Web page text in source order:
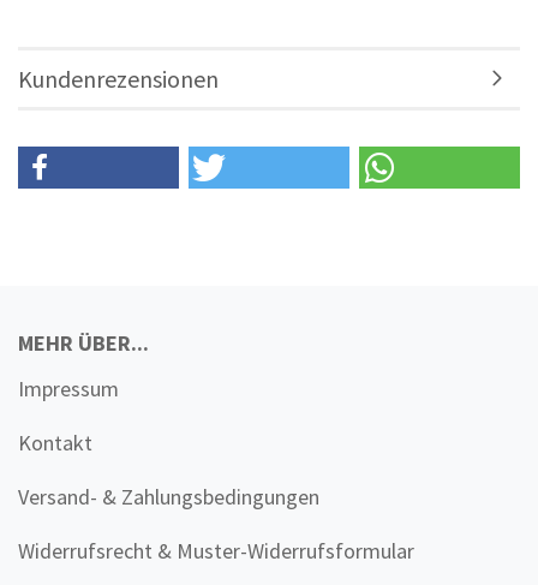
Kundenrezensionen
MEHR ÜBER...
Impressum
Kontakt
Versand- & Zahlungsbedingungen
Widerrufsrecht & Muster-Widerrufsformular